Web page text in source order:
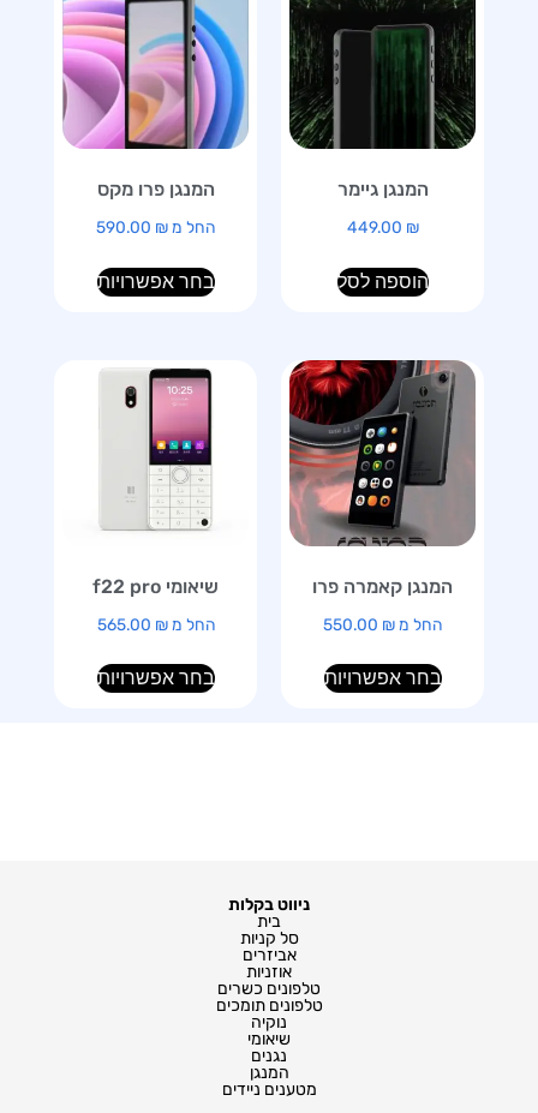
המנגן גיימר
449.00 ₪
הוספה לסל
המנגן פרו מקס
החל מ 590.00 ₪
בחר אפשרויות
המנגן קאמרה פרו
החל מ 550.00 ₪
בחר אפשרויות
שיאומי f22 pro
החל מ 565.00 ₪
בחר אפשרויות
ניווט בקלות
בית
סל קניות
אביזרים
אוזניות
טלפונים כשרים
טלפונים תומכים
נוקיה
שיאומי
נגנים
המנגן
מטענים ניידים